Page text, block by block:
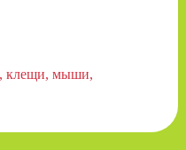
клещи мыши